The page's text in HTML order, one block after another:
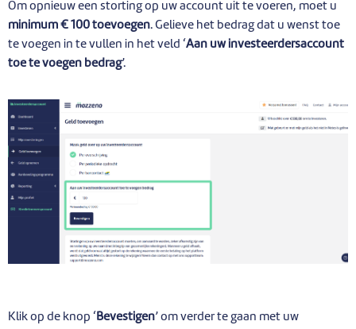
Om opnieuw een storting op uw account uit te voeren, moet u
minimum € 100 toevoegen. Gelieve het bedrag dat u wenst toe
te voegen in te vullen in het veld ‘Aan uw investeerdersaccount
toe te voegen bedrag’.
Klik op de knop ‘Bevestigen’ om verder te gaan met uw